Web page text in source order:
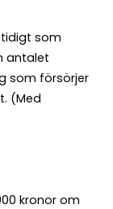
som
antalet
som försörjer
(Med
kronor om